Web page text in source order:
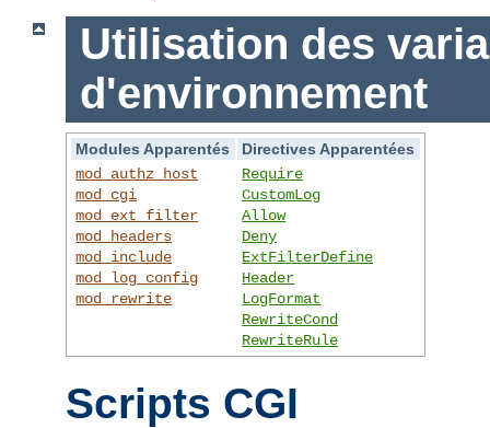
Utilisation des
d'environnement
Modules Apparentés
Directives Apparentées
mod_authz_host
mod_cgi
mod_ext_filter
mod_headers
mod_include
mod_log_config
mod_rewrite
Require
CustomLog
Allow
Deny
ExtFilterDefine
Header
LogFormat
RewriteCond
RewriteRule
Scripts CGI